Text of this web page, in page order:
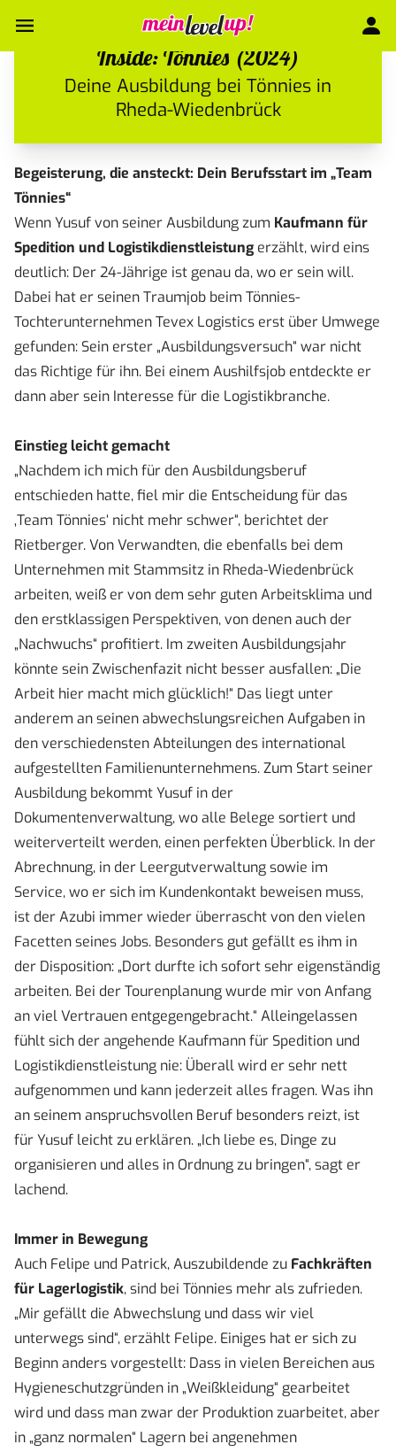
Inside: Tönnies (2024)
Deine Ausbildung bei Tönnies in
Rheda-Wiedenbrück
Begeisterung, die ansteckt: Dein Berufsstart im „Team
Tönnies“
Wenn Yusuf von seiner Ausbildung zum Kaufmann für
Spedition und Logistikdienstleistung erzählt, wird eins
deutlich: Der 24-Jährige ist genau da, wo er sein will.
Dabei hat er seinen Traumjob beim Tönnies-
Tochterunternehmen Tevex Logistics erst über Umwege
gefunden: Sein erster „Ausbildungsversuch“ war nicht
das Richtige für ihn. Bei einem Aushilfsjob entdeckte er
dann aber sein Interesse für die Logistikbranche.
Einstieg leicht gemacht
„Nachdem ich mich für den Ausbildungsberuf
entschieden hatte, fiel mir die Entscheidung für das
‚Team Tönnies‘ nicht mehr schwer“, berichtet der
Rietberger. Von Verwandten, die ebenfalls bei dem
Unternehmen mit Stammsitz in Rheda-Wiedenbrück
arbeiten, weiß er von dem sehr guten Arbeitsklima und
den erstklassigen Perspektiven, von denen auch der
„Nachwuchs“ profitiert. Im zweiten Ausbildungsjahr
könnte sein Zwischenfazit nicht besser ausfallen: „Die
Arbeit hier macht mich glücklich!“ Das liegt unter
anderem an seinen abwechslungsreichen Aufgaben in
den verschiedensten Abteilungen des international
aufgestellten Familienunternehmens. Zum Start seiner
Ausbildung bekommt Yusuf in der
Dokumentenverwaltung, wo alle Belege sortiert und
weiterverteilt werden, einen perfekten Überblick. In der
Abrechnung, in der Leergutverwaltung sowie im
Service, wo er sich im Kundenkontakt beweisen muss,
ist der Azubi immer wieder überrascht von den vielen
Facetten seines Jobs. Besonders gut gefällt es ihm in
der Disposition: „Dort durfte ich sofort sehr eigenständig
arbeiten. Bei der Tourenplanung wurde mir von Anfang
an viel Vertrauen entgegengebracht.“ Alleingelassen
fühlt sich der angehende Kaufmann für Spedition und
Logistikdienstleistung nie: Überall wird er sehr nett
aufgenommen und kann jederzeit alles fragen. Was ihn
an seinem anspruchsvollen Beruf besonders reizt, ist
für Yusuf leicht zu erklären. „Ich liebe es, Dinge zu
organisieren und alles in Ordnung zu bringen“, sagt er
lachend.
Immer in Bewegung
Auch Felipe und Patrick, Auszubildende zu Fachkräften
für Lagerlogistik, sind bei Tönnies mehr als zufrieden.
„Mir gefällt die Abwechslung und dass wir viel
unterwegs sind“, erzählt Felipe. Einiges hat er sich zu
Beginn anders vorgestellt: Dass in vielen Bereichen aus
Hygieneschutzgründen in „Weißkleidung“ gearbeitet
wird und dass man zwar der Produktion zuarbeitet, aber
in „ganz normalen“ Lagern bei angenehmen